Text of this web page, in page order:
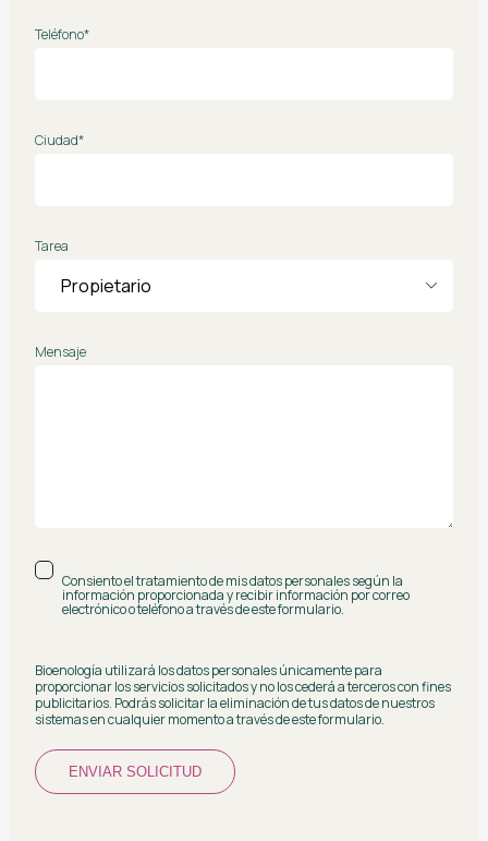
Teléfono*
Ciudad*
Tarea
Mensaje
Consiento el tratamiento de mis datos personales según la
información proporcionada y recibir información por correo
electrónico o teléfono a través de este formulario.
Bioenología utilizará los datos personales únicamente para
proporcionar los servicios solicitados y no los cederá a terceros con fines
publicitarios. Podrás solicitar la eliminación de tus datos de nuestros
sistemas en cualquier momento a través de este formulario.
ENVIAR SOLICITUD